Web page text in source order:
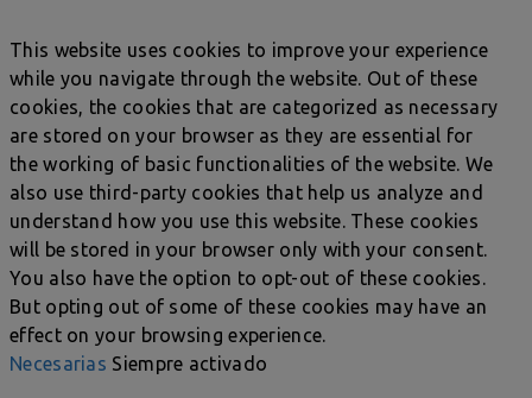
This website uses cookies to improve your experience
while you navigate through the website. Out of these
cookies, the cookies that are categorized as necessary
are stored on your browser as they are essential for
the working of basic functionalities of the website. We
also use third-party cookies that help us analyze and
understand how you use this website. These cookies
will be stored in your browser only with your consent.
You also have the option to opt-out of these cookies.
But opting out of some of these cookies may have an
effect on your browsing experience.
Necesarias Siempre activado